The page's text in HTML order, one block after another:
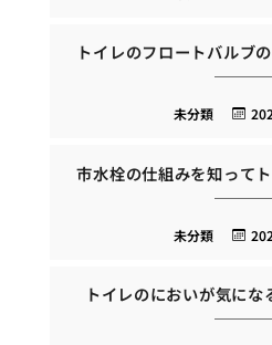
トイレのフロートバルブ
未分類
市水栓の仕組みを知って
未分類
トイレのにおいが気にな